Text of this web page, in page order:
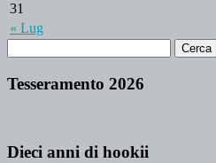
« Lug
31
Tesseramento 2026
Dieci anni di hookii